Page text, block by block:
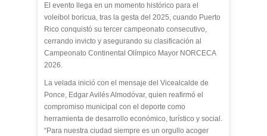
El evento llega en un momento histórico para el
voleibol boricua, tras la gesta del 2025, cuando Puerto
Rico conquistó su tercer campeonato consecutivo,
cerrando invicto y asegurando su clasificación al
Campeonato Continental Olímpico Mayor NORCECA
2026.
La velada inició con el mensaje del Vicealcalde de
Ponce, Edgar Avilés Almodóvar, quien reafirmó el
compromiso municipal con el deporte como
herramienta de desarrollo económico, turístico y social.
“Para nuestra ciudad siempre es un orgullo acoger